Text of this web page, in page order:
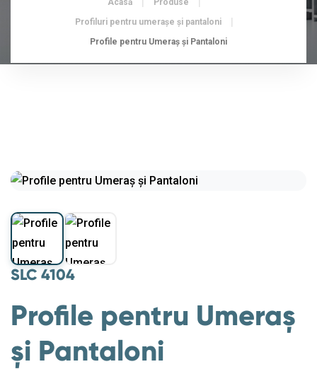
Acasă
Produse
Profiluri pentru umerașe și pantaloni
Profile pentru Umeraș și Pantaloni
SLC 4104
Profile pentru Umeraș
și Pantaloni